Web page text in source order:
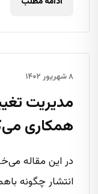
۸ شهریور ۱۴۰۲
مدیریت
همکاری
در این مقاله
انتشار چگونه